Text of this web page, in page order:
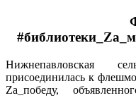
Нижнепавловская
присоединилась к
Zа_победу,